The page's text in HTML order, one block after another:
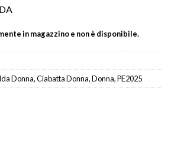
in magazzino e non è disponibile.
Donna,Ciabatta Donna,Donna,PE2025